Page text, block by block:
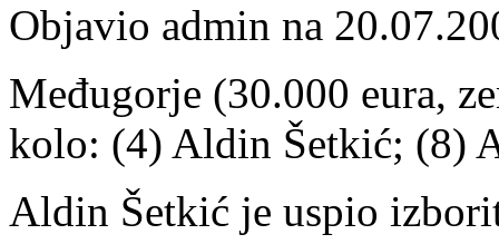
Objavio admin na
Međugorje (30.000 eura,
kolo: (4) Aldin Šetkić; (8)
Aldin Šetkić je uspio